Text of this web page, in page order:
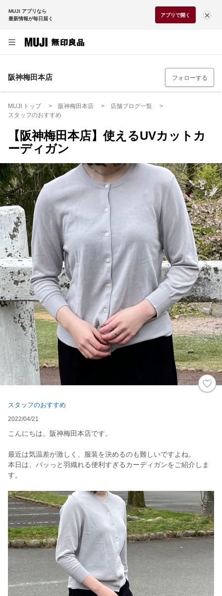
MUJI アプリなら
最新情報が毎日届く
アプリで開く
阪神梅田本店 フォローする
MUJI トップ 阪神梅田本店
店舗ブログ一覧
スタッフのおすすめ
【阪神梅田本店】使えるUVカットカ
ーディガン
スタッフのおすすめ
2022/04/21
こんにちは。阪神梅田本店です。
最近は気温差が激しく、服装を決めるのも難しいですよね。
本日は、パッっと羽織れる便利すぎるカーディガンをご紹介しま
す。